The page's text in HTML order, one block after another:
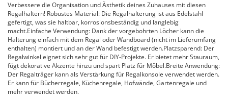
Verbessere die Organisation und Ästhetik deines Zuhauses mit diesen
Regalhaltern! Robustes Material: Die Regalhalterung ist aus Edelstahl
gefertigt, was sie haltbar, korrosionsbeständig und langlebig
macht.Einfache Verwendung: Dank der vorgebohrten Löcher kann die
Halterung einfach mit dem Regal oder Wandboard (nicht im Lieferumfang
enthalten) montiert und an der Wand befestigt werden.Platzsparend: Der
Regalwinkel eignet sich sehr gut für DIY-Projekte. Er bietet mehr Stauraum,
fügt dekorative Akzente hinzu und spart Platz für Möbel.Breite Anwendung:
Der Regalträger kann als Verstärkung für Regalkonsole verwendet werden.
Er kann für Bücherregale, Küchenregale, Hofwände, Gartenregale und
mehr verwendet werden.